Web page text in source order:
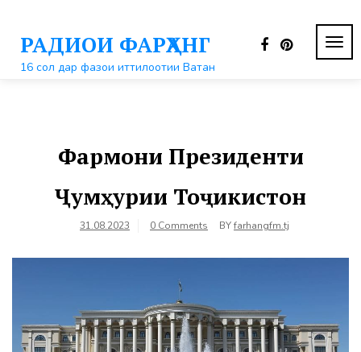
контентуРАДИОИ ФАРҲАНГ
16 сол дар фазои иттилоотии Ватан
Фармони Президенти
Ҷумҳурии Тоҷикистон
31.08.2023 0 Comments BYfarhangfm.tj